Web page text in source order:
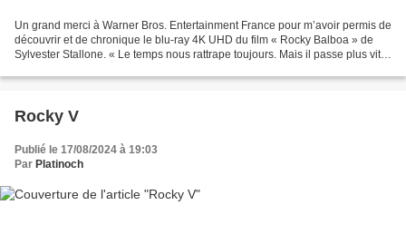
Un grand merci à Warner Bros. Entertainment France pour m’avoir permis de
découvrir et de chronique le blu-ray 4K UHD du film « Rocky Balboa » de
Sylvester Stallone. « Le temps nous rattrape toujours. Mais il passe plus vite
Rocky V
Publié le 17/08/2024 à 19:03
Par Platinoch